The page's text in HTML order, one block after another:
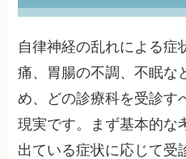
自律神経の乱れによる症
痛、胃腸の不調、不眠な
め、どの診療科を受診す
現実です。まず基本的な
出ている症状に応じて受